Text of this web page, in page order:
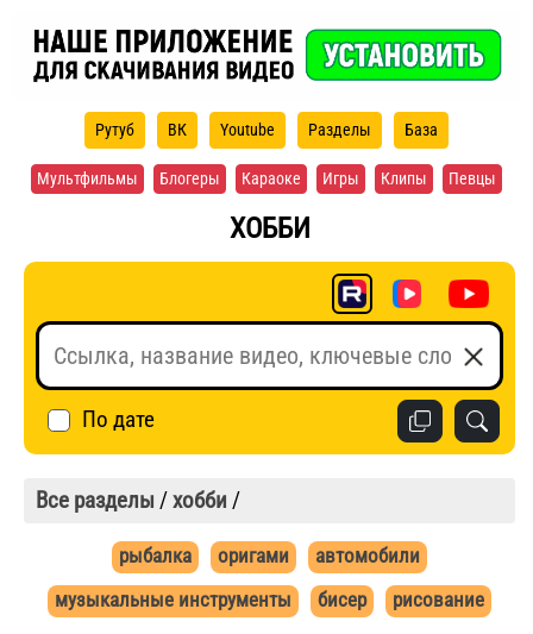
Рутуб ВК Youtube Разделы База
Мультфильмы Блогеры Караоке Игры Клипы Певцы
ХОББИ
По дате
Все разделы /хобби /
рыбалка оригами
автомобили
музыкальные инструменты
бисер рисование